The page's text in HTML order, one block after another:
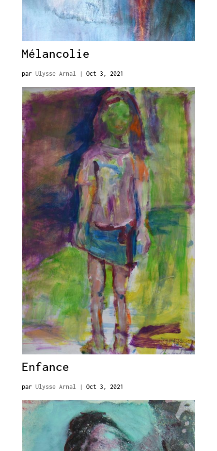
Mélancolie
par Ulysse Arnal | Oct 3, 2021
Enfance
par Ulysse Arnal | Oct 3, 2021